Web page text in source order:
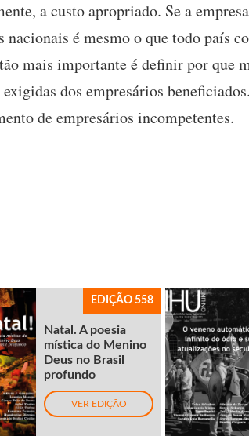
a custo apropriado. Se a
é mesmo o que todo país
mais importante é definir por que
dos empresários
de empresários incompetentes.
EDIÇÃO 558
Natal. A poesia
mística do Menino
Deus no Brasil
profundo
VER EDIÇÃO